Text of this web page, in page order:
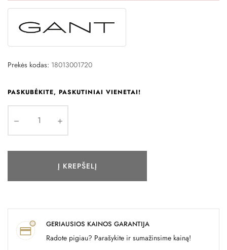
Prekės kodas: 18013001720
PASKUBĖKITE, PASKUTINIAI VIENETAI!
Į KREPŠELĮ
GERIAUSIOS KAINOS GARANTIJA
Radote pigiau? Parašykite ir sumažinsime kainą!